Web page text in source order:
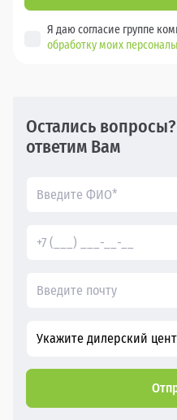
Я даю согласие группе
обработку моих
Остались
ответим Вам
Укажите дилерский